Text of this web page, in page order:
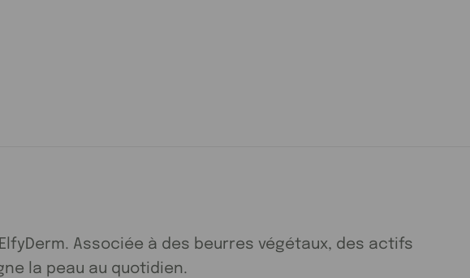
Associée à des beurres végétaux, des actifs
la peau au quotidien.